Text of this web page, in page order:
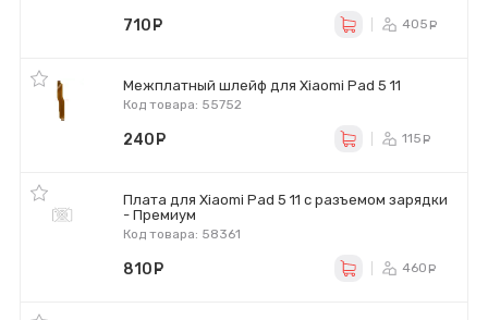
710 405
Межплатный шлейф для Xiaomi Pad 5 11
Код товара: 55752
240 115
Плата для Xiaomi Pad 5 11 с разъемом зарядки
- Премиум
Код товара: 58361
810 460